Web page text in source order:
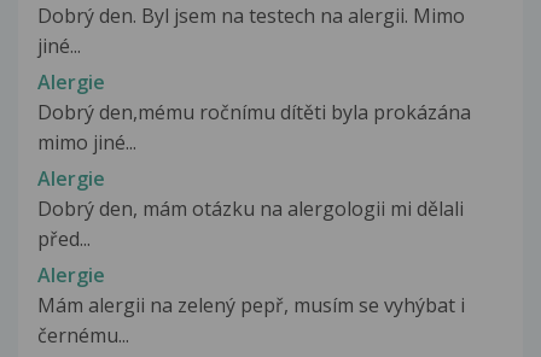
Dobrý den. Byl jsem na testech na alergii. Mimo
jiné...
Alergie
Dobrý den,mému ročnímu dítěti byla prokázána
mimo jiné...
Alergie
Dobrý den, mám otázku na alergologii mi dělali
před...
Alergie
Mám alergii na zelený pepř, musím se vyhýbat i
černému...